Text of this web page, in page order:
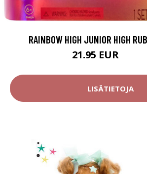
RAINBOW HIGH JUNIOR HIGH
21.95 EUR
LISÄTIETOJA